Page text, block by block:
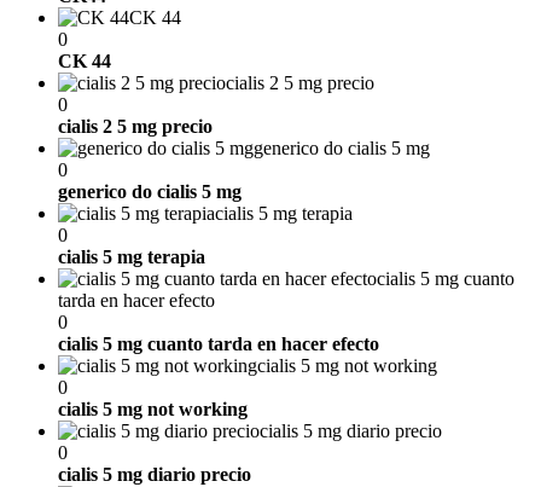
CK 44
0
CK 44
cialis 2 5 mg precio
0
cialis 2 5 mg precio
generico do cialis 5 mg
0
generico do cialis 5 mg
cialis 5 mg terapia
0
cialis 5 mg terapia
cialis 5 mg cuanto
tarda en hacer efecto
0
cialis 5 mg cuanto tarda en hacer efecto
cialis 5 mg not working
0
cialis 5 mg not working
cialis 5 mg diario precio
0
cialis 5 mg diario precio